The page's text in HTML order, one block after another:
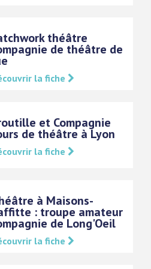
théâtre
de théâtre de
la fiche
et Compagnie
de théâtre à Lyon
la fiche
à Maisons-
: troupe amateur
de Long'Oeil
la fiche